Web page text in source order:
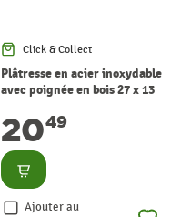
Click & Collect
Plâtresse en acier inoxydable
avec poignée en bois 27 x 13
2049
Consulter
Ajouter au